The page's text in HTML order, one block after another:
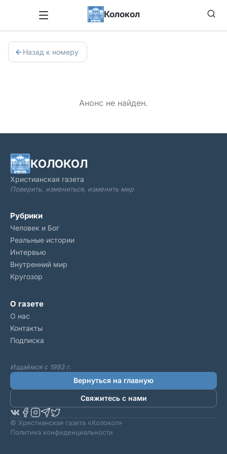
Колокол
Назад к номеру
Анонс не найден.
КОЛОКОЛ
Христианская газета
Поверить, измениться, изменить мир
Рубрики
Человек и Бог
Реальные истории
Интервью
Внутренний мир
Кругозор
О газете
О нас
Контакты
Подписка
Издаёмся с 1993 г.
Вернуться на главную
Свяжитесь с нами
© Христианская газета «Колокол»
Политика конфиденциальности